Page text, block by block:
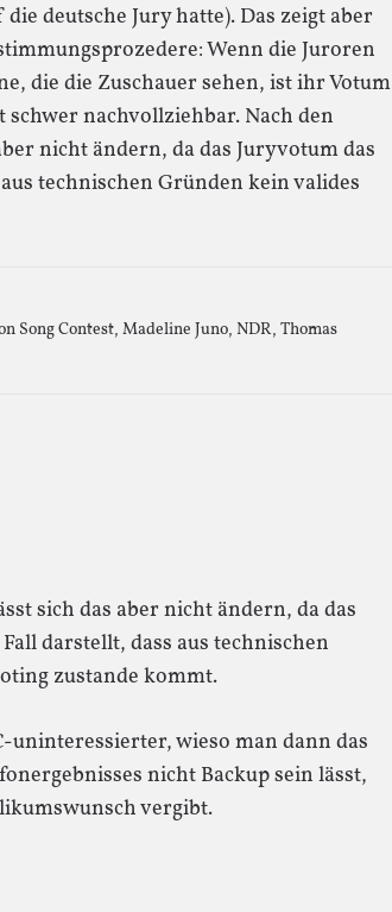
deutsche Jury hatte). Das zeigt aber
Wenn die Juroren
die die Zuschauer sehen, ist ihr Votum
nachvollziehbar. Nach den
nicht ändern, da das Juryvotum das
technischen Gründen kein valides
Song Contest, Madeline Juno, NDR, Thomas
sich das aber nicht ändern, da das
darstellt, dass aus technischen
zustande kommt.
uninteressierter, wieso man dann das
nicht Backup sein lässt,
vergibt.